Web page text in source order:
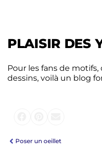
PLAISIR DES
Pour les fans de
dessins, voilà un blog
Poser un oeillet